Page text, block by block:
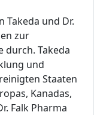
Takeda und Dr.
zur
durch. Takeda
und
Staaten
Kanadas,
Falk Pharma